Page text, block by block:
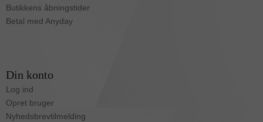
Butikkens åbningstider
Betal med Anyday
Din konto
Log ind
Opret bruger
Nyhedsbrevtilmelding